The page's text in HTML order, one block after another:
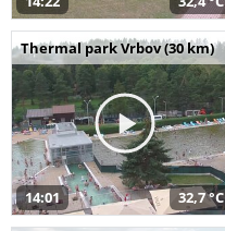
Thermal park Vrbov (30 km)
14:01 32,7 °C